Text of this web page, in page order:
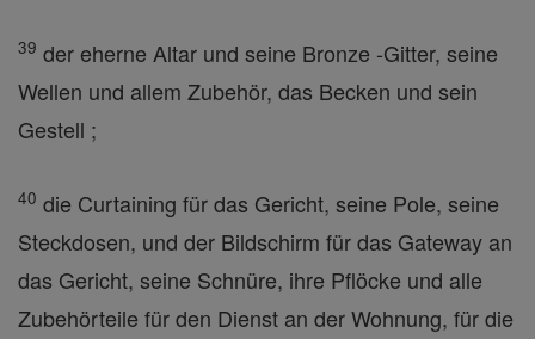
39 der eherne Altar und seine Bronze -Gitter, seine
Wellen und allem Zubehör, das Becken und sein
Gestell ;
40 die Curtaining für das Gericht, seine Pole, seine
Steckdosen, und der Bildschirm für das Gateway an
das Gericht, seine Schnüre, ihre Pflöcke und alle
Zubehörteile für den Dienst an der Wohnung, für die